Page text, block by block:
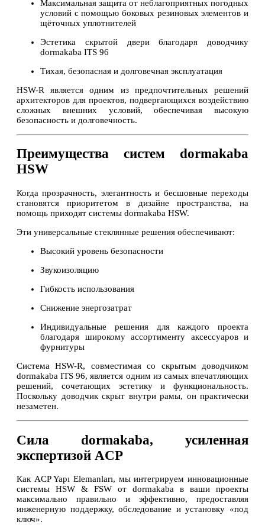
Максимальная защита от неблагоприятных погодных
условий с помощью боковых резиновых элементов и
щёточных уплотнителей
Эстетика скрытой двери благодаря доводчику
dormakaba ITS 96
Тихая, безопасная и долговечная эксплуатация
HSW-R является одним из предпочтительных решений
архитекторов для проектов, подвергающихся воздействию
сложных внешних условий, обеспечивая высокую
безопасность и долговечность.
Преимущества систем dormakaba
HSW
Когда прозрачность, элегантность и бесшовные переходы
становятся приоритетом в дизайне пространства, на
помощь приходят системы dormakaba HSW.
Эти универсальные стеклянные решения обеспечивают:
Высокий уровень безопасности
Звукоизоляцию
Гибкость использования
Снижение энергозатрат
Индивидуальные решения для каждого проекта
благодаря широкому ассортименту аксессуаров и
фурнитуры
Система HSW-R, совместимая со скрытым доводчиком
dormakaba ITS 96, является одним из самых впечатляющих
решений, сочетающих эстетику и функциональность.
Поскольку доводчик скрыт внутри рамы, он практически
незаметен.
Сила dormakaba, усиленная
экспертизой ACP
Как ACP Yapı Elemanları, мы интегрируем инновационные
системы HSW & FSW от dormakaba в ваши проекты
максимально правильно и эффективно, предоставляя
инженерную поддержку, обследование и установку «под
ключ».